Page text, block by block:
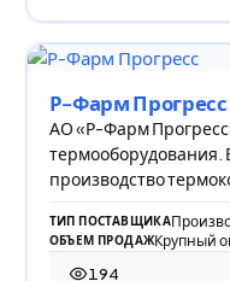
Р-Фарм Прогресс
АО «Р-Фарм
термооборудования.
производство
ТИП ПОСТАВЩИКА
ОБЪЕМ ПРОДАЖКрупный
194